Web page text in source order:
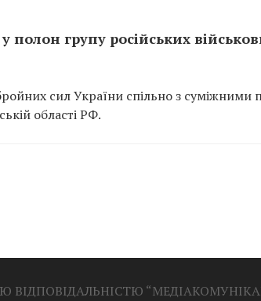
полон групу російських
сил України спільно з суміжними
області РФ.